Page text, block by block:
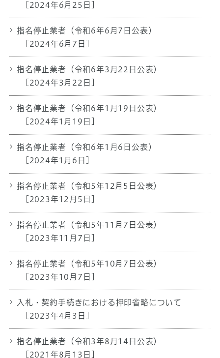
[2024年6月25日]
指名停止業者（令和6年6月7日公表）
[2024年6月7日]
指名停止業者（令和6年3月22日公表）
[2024年3月22日]
指名停止業者（令和6年1月19日公表）
[2024年1月19日]
指名停止業者（令和6年1月6日公表）
[2024年1月6日]
指名停止業者（令和5年12月5日公表）
[2023年12月5日]
指名停止業者（令和5年11月7日公表）
[2023年11月7日]
指名停止業者（令和5年10月7日公表）
[2023年10月7日]
入札・契約手続きにおける押印省略について
[2023年4月3日]
指名停止業者（令和3年8月14日公表）
[2021年8月13日]